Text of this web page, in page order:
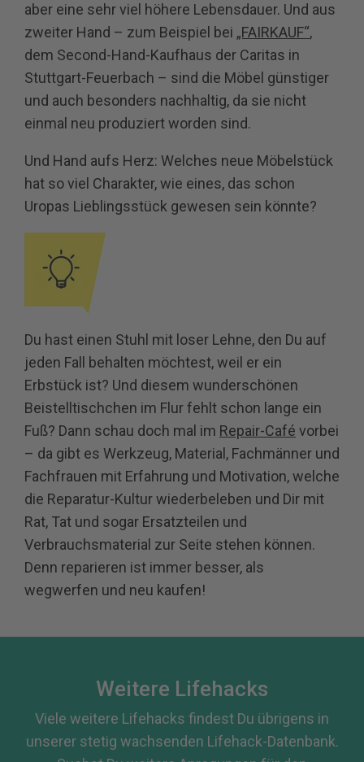
aber eine sehr viel höhere Lebensdauer. Und aus
zweiter Hand – zum Beispiel bei „FAIRKAUF“,
dem Second-Hand-Kaufhaus der Caritas in
Stuttgart-Feuerbach – sind die Möbel günstiger
und auch besonders nachhaltig, da sie nicht
einmal neu produziert worden sind.
Und Hand aufs Herz: Welches neue Möbelstück
hat so viel Charakter, wie eines, das schon
Uropas Lieblingsstück gewesen sein könnte?
Du hast einen Stuhl mit loser Lehne, den Du auf
jeden Fall behalten möchtest, weil er ein
Erbstück ist? Und diesem wunderschönen
Beistelltischchen im Flur fehlt schon lange ein
Fuß? Dann schau doch mal im Repair-Café vorbei
– da gibt es Werkzeug, Material, Fachmänner und
Fachfrauen mit Erfahrung und Motivation, welche
die Reparatur-Kultur wiederbeleben und Dir mit
Rat, Tat und sogar Ersatzteilen und
Verbrauchsmaterial zur Seite stehen können.
Denn reparieren ist immer besser, als
wegwerfen und neu kaufen!
Weitere Lifehacks
Viele weitere Lifehacks findest Du übrigens in
unserer stetig wachsenden Lifehack-Datenbank.